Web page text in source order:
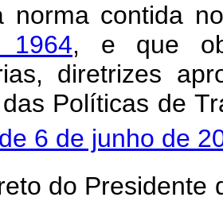
norma contida
, e que
diretrizes
Políticas de
6 de junho de
do Presidente